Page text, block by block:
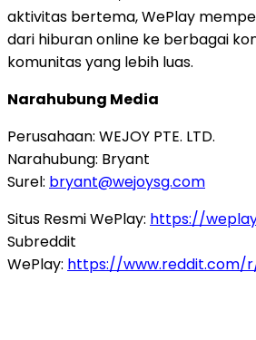
aktivitas bertema, WePlay
dari hiburan online ke berbagai
komunitas yang lebih luas.
Narahubung Media
Perusahaan: WEJOY PTE. LTD.
Narahubung: Bryant
Surel: bryant@wejoysg.com
Situs Resmi WePlay: https://
Subreddit
WePlay: https://www.reddit.com/